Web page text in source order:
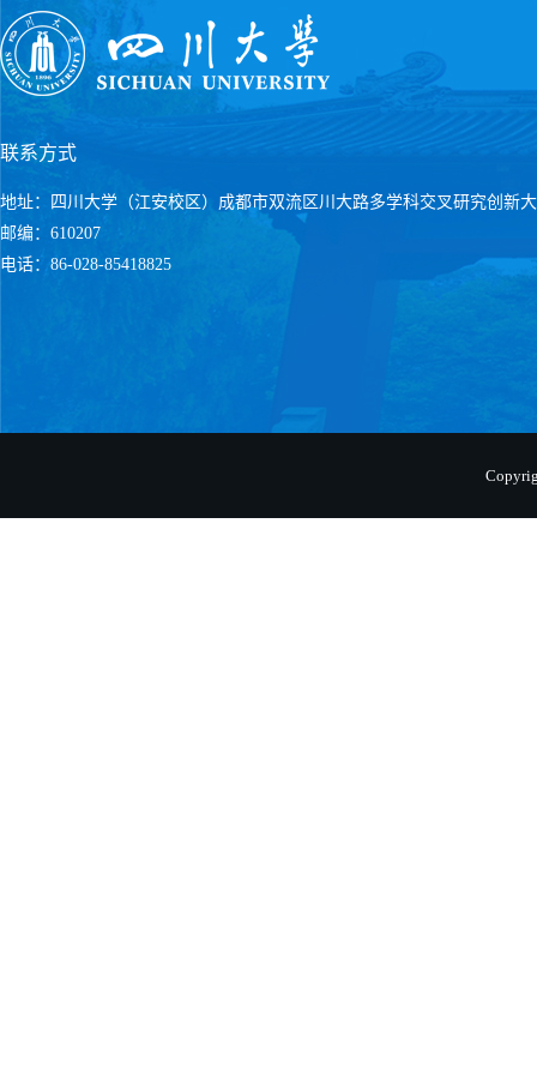
联系方式
地址：四川大学（江安校区）成都市双流区川大路多学科交叉研究创新
邮编：610207
电话：86-028-85418825